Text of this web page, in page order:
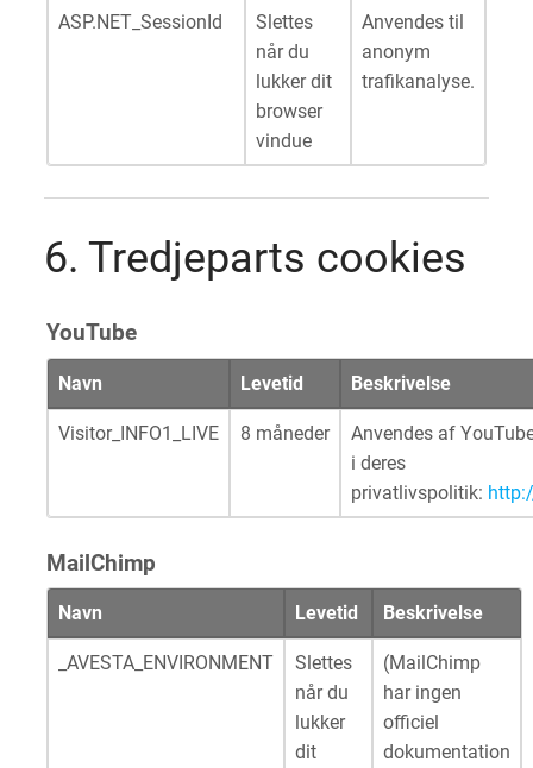
ASP.NET_SessionId
Slettes
når du
lukker dit
browser
vindue
Anvendes til
anonym
trafikanalyse.
6. Tredjeparts cookies
YouTube
Navn Levetid Beskrivelse
Visitor_INFO1_LIVE 8 måneder
Anvendes af
i deres
privatlivspolitik:
MailChimp
Navn Levetid Beskrivelse
_AVESTA_ENVIRONMENT
Slettes
når du
lukker
dit
(MailChimp
har ingen
officiel
dokumentation